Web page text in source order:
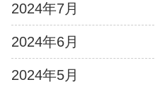
2024年7月
2024年6月
2024年5月